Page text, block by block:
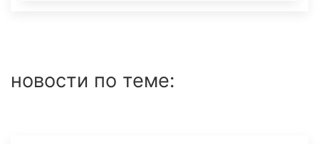
новости по теме: